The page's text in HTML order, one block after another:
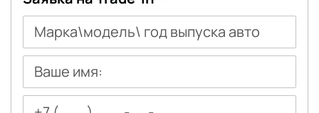
Марка\модель\ год выпуска авто
Ваше имя: